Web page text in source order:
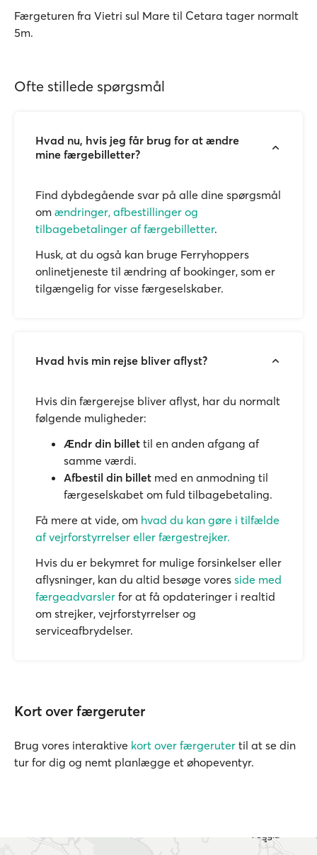
Færgeturen fra Vietri sul Mare til Cetara tager normalt
5m.
Ofte stillede spørgsmål
Hvad nu, hvis jeg får brug for at ændre
mine færgebilletter?
Find dybdegående svar på alle dine spørgsmål
om ændringer, afbestillinger og
tilbagebetalinger af færgebilletter.
Husk, at du også kan bruge Ferryhoppers
onlinetjeneste til ændring af bookinger, som er
tilgængelig for visse færgeselskaber.
Hvad hvis min rejse bliver aflyst?
Hvis din færgerejse bliver aflyst, har du normalt
følgende muligheder:
Ændr din billet til en anden afgang af
samme værdi.
Afbestil din billet med en anmodning til
færgeselskabet om fuld tilbagebetaling.
Få mere at vide, om hvad du kan gøre i tilfælde
af vejrforstyrrelser eller færgestrejker.
Hvis du er bekymret for mulige forsinkelser eller
aflysninger, kan du altid besøge vores side med
færgeadvarsler for at få opdateringer i realtid
om strejker, vejrforstyrrelser og
serviceafbrydelser.
Kort over færgeruter
Brug vores interaktive kort over færgeruter til at se din
tur for dig og nemt planlægge et øhopeventyr.